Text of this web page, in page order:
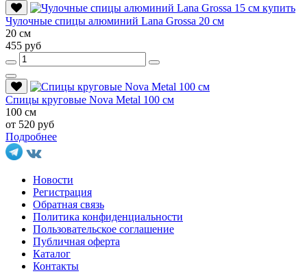
Чулочные спицы алюминий Lana Grossa 20 см
20 см
455 руб
Спицы круговые Nova Metal 100 см
100 см
от 520 руб
Подробнее
Новости
Регистрация
Обратная связь
Политика конфиденциальности
Пользовательское соглашение
Публичная оферта
Каталог
Контакты